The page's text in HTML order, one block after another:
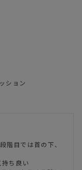
ション
階目では首の下、
ち良い